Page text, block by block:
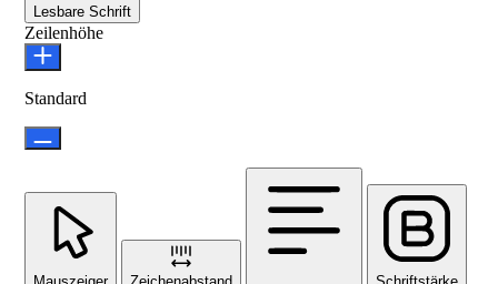
Lesbare Schrift
Zeilenhöhe
Standard